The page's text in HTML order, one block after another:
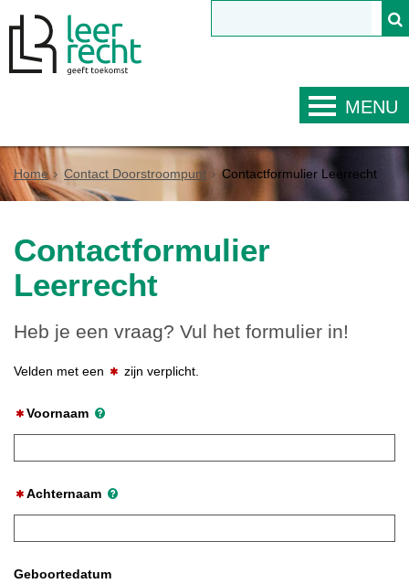
MENU
Home Contact Doorstroompunt Contactformulier Leerrecht
Contactformulier
Leerrecht
Heb je een vraag? Vul het formulier in!
Velden met een zijn verplicht.
Voornaam
Achternaam
Geboortedatum